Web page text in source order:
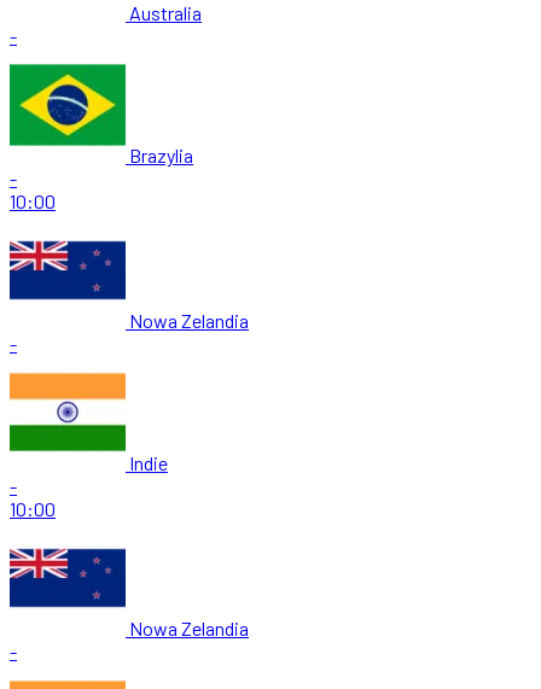
Australia
-
Brazylia
-
10:00
Nowa Zelandia
-
Indie
-
10:00
Nowa Zelandia
-